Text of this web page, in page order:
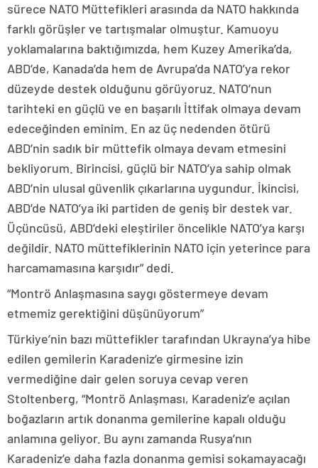
sürece NATO Müttefikleri arasında da NATO hakkında
farklı görüşler ve tartışmalar olmuştur. Kamuoyu
yoklamalarına baktığımızda, hem Kuzey Amerika’da,
ABD’de, Kanada’da hem de Avrupa’da NATO’ya rekor
düzeyde destek olduğunu görüyoruz. NATO’nun
tarihteki en güçlü ve en başarılı İttifak olmaya devam
edeceğinden eminim. En az üç nedenden ötürü
ABD’nin sadık bir müttefik olmaya devam etmesini
bekliyorum. Birincisi, güçlü bir NATO’ya sahip olmak
ABD’nin ulusal güvenlik çıkarlarına uygundur. İkincisi,
ABD’de NATO’ya iki partiden de geniş bir destek var.
Üçüncüsü, ABD’deki eleştiriler öncelikle NATO’ya karşı
değildir. NATO müttefiklerinin NATO için yeterince para
harcamamasına karşıdır” dedi.
“Montrö Anlaşmasına saygı göstermeye devam
etmemiz gerektiğini düşünüyorum”
Türkiye’nin bazı müttefikler tarafından Ukrayna’ya hibe
edilen gemilerin Karadeniz’e girmesine izin
vermediğine dair gelen soruya cevap veren
Stoltenberg, “Montrö Anlaşması, Karadeniz’e açılan
boğazların artık donanma gemilerine kapalı olduğu
anlamına geliyor. Bu aynı zamanda Rusya’nın
Karadeniz’e daha fazla donanma gemisi sokamayacağı